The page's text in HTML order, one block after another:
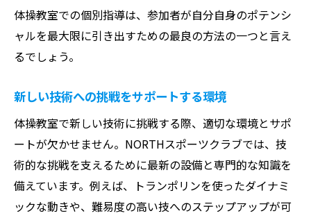
体操教室での個別指導は、参加者が自分自身のポテンシ
ャルを最大限に引き出すための最良の方法の一つと言え
るでしょう。
新しい技術への挑戦をサポートする環境
体操教室で新しい技術に挑戦する際、適切な環境とサポ
ートが欠かせません。NORTHスポーツクラブでは、技
術的な挑戦を支えるために最新の設備と専門的な知識を
備えています。例えば、トランポリンを使ったダイナミ
ックな動きや、難易度の高い技へのステップアップが可